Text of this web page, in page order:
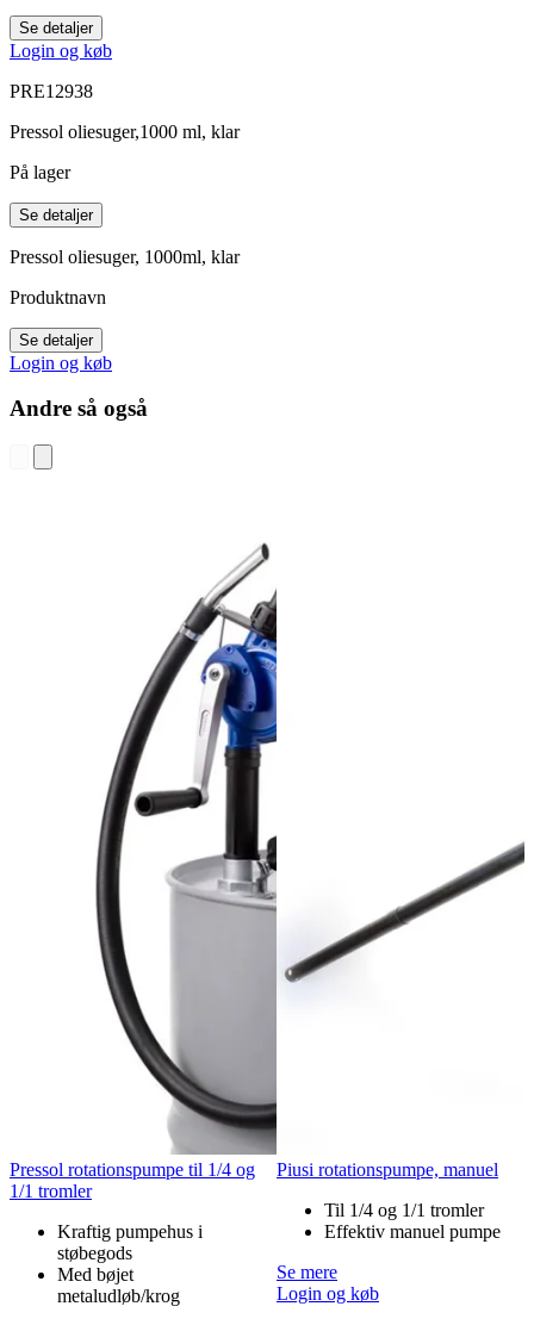
Se detaljer
Login og køb
PRE12938
Pressol oliesuger,1000 ml, klar
På lager
Se detaljer
Pressol oliesuger, 1000ml, klar
Produktnavn
Se detaljer
Login og køb
Andre så også
Pressol rotationspumpe til 1/4 og
1/1 tromler
Kraftig pumpehus i
støbegods
Med bøjet
metaludløb/krog
Piusi rotationspumpe, manuel
Til 1/4 og 1/1 tromler
Effektiv manuel pumpe
Se mere
Login og køb